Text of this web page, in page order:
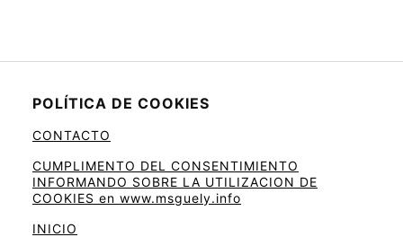
POLÍTICA DE COOKIES
CONTACTO
CUMPLIMENTO DEL CONSENTIMIENTO
INFORMANDO SOBRE LA UTILIZACION DE
COOKIES en www.msguely.info
INICIO